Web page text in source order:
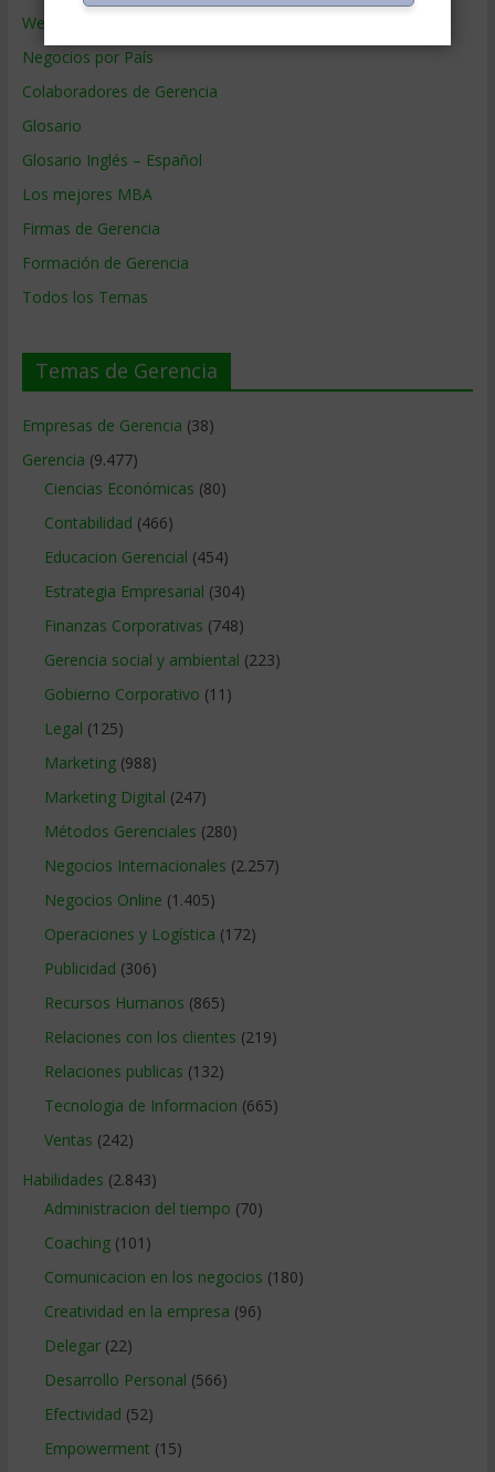
Webs de Gerencia
Negocios por País
Colaboradores de Gerencia
Glosario
Glosario Inglés – Español
Los mejores MBA
Firmas de Gerencia
Formación de Gerencia
Todos los Temas
Temas de Gerencia
Empresas de Gerencia (38)
Gerencia (9.477)
Ciencias Económicas (80)
Contabilidad (466)
Educacion Gerencial (454)
Estrategia Empresarial (304)
Finanzas Corporativas (748)
Gerencia social y ambiental (223)
Gobierno Corporativo (11)
Legal (125)
Marketing(988)
Marketing Digital (247)
Métodos Gerenciales (280)
Negocios Internacionales (2.257)
Negocios Online (1.405)
Operaciones y Logística (172)
Publicidad (306)
Recursos Humanos (865)
Relaciones con los clientes (219)
Relaciones publicas (132)
Tecnologia de Informacion (665)
Ventas (242)
Habilidades (2.843)
Administracion del tiempo (70)
Coaching(101)
Comunicacion en los negocios (180)
Creatividad en la empresa (96)
Delegar(22)
Desarrollo Personal (566)
Efectividad (52)
Empowerment (15)